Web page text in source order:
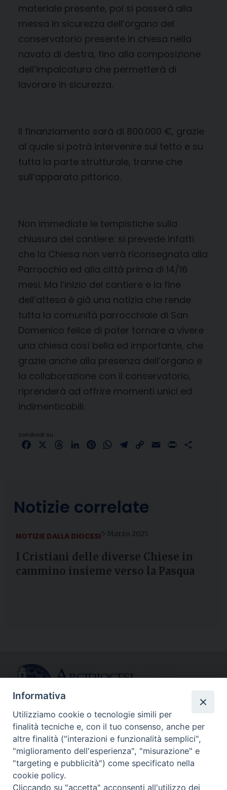
materiale presente, poi si passerà alla
messa in sicurezza dell’organo del
conservatorio presente in chiesa nella
navata di destra, fino alla composizione
dell’impalcatura che permetterà di
lavorare in sicurezza.
Il finanziamento sarà di 800.000 €, grazie
al quale si potrà intervenire sul tetto e su
tutta la parte strutturale, tranne che
sull’apparato pittorico.
Non immediate le tempistiche sulla
chiusura del cantiere: si prevede infatti
che la Chiesa non verrà riconsegnata alla
Parrocchia ed alla città prima di 14/16
mesi. Ma l’inizio del cantiere e la fine
dell’attesa è già una notizia che rende
tutta la comunità parrocchiale di San
Domenico felice di poter tornare a vivere
una chiesa così bella ed importante, che
grazie anche alla presenza dell’organo e
la collaborazione con il conservatorio,
riprenderà ad offrire momenti unici ed
indimenticabili.
condividi su
FacebookThreadsLinkedInPinterestWhatsApp
Telegram
Copy Email Print
Notizie correlate
NOTIZIE DALLA DIOCESI5 Marzo 2025
I Cristiani delle diverse Chiese in
cammino insieme verso la Pasqua
CONTATTI
info@fermodiocesi.it
pec:economato.diocesifermo@legalmail.it
Informativa
Utilizziamo cookie o tecnologie simili per
finalità tecniche e, con il tuo consenso, anche per
altre finalità ("interazioni e funzionalità semplici",
"miglioramento dell'esperienza", "misurazione" e
"targeting e pubblicità") come specificato nella
cookie policy.
Cliccando su "accetta" acconsenti all'utilizzo dei